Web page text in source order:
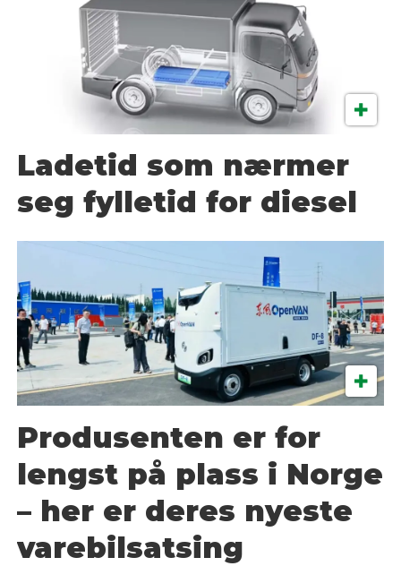
Ladetid som nærmer
seg fylletid for diesel
Produsenten er for
lengst på plass i Norge
– her er deres nyeste
varebilsatsing